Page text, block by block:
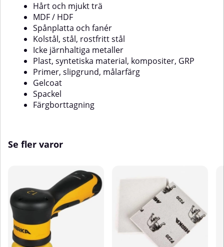
Hårt och mjukt trä
MDF / HDF
Spånplatta och fanér
Kolstål, stål, rostfritt stål
Icke järnhaltiga metaller
Plast, syntetiska material, kompositer, GRP
Primer, slipgrund, målarfärg
Gelcoat
Spackel
Färgborttagning
Se fler varor